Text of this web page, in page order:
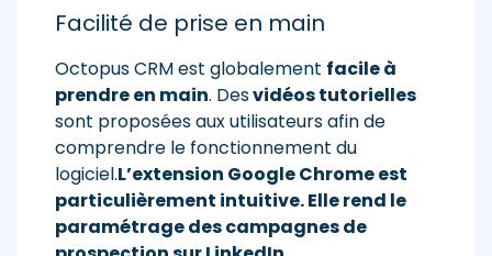
Facilité de prise en main
Octopus CRM est globalement facile à
prendre en main. Desvidéos tutorielles
sont proposées aux utilisateurs afin de
comprendre le fonctionnement du
logiciel.L’extension Google Chrome est
particulièrement intuitive. Elle rend le
paramétrage des campagnes de